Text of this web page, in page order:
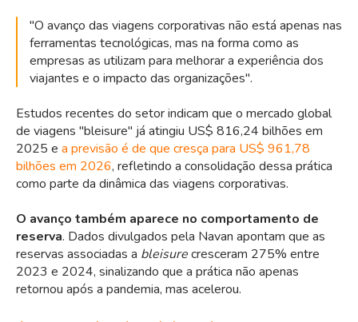
"O avanço das viagens corporativas não está apenas nas
ferramentas tecnológicas, mas na forma como as
empresas as utilizam para melhorar a experiência dos
viajantes e o impacto das organizações".
Estudos recentes do setor indicam que o mercado global
de viagens "bleisure" já atingiu US$ 816,24 bilhões em
2025 e a previsão é de que cresça para US$ 961,78
bilhões em 2026, refletindo a consolidação dessa prática
como parte da dinâmica das viagens corporativas.
O avanço também aparece no comportamento de
reserva. Dados divulgados pela Navan apontam que as
reservas associadas a bleisurecresceram 275% entre
2023 e 2024, sinalizando que a prática não apenas
retornou após a pandemia, mas acelerou.